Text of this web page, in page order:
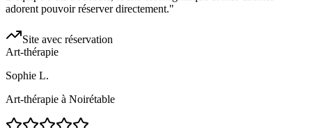
adorent pouvoir réserver directement."
Site avec réservation
Art-thérapie
Sophie L.
Art-thérapie à Noirétable